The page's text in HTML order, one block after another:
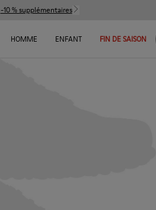
-10 % supplémentaires
HOMME ENFANT FIN DE SAISON